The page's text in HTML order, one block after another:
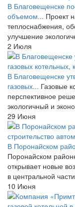
В Благовещенске
объемом... Проект
теплоснабжения,
улучшение
2 Июля
В Благовещенске
газовых... Газовые
перспективное
экологичный и
29 Июня
В Поронайском
Поронайском
открывает новые
в центральной
10 Июня